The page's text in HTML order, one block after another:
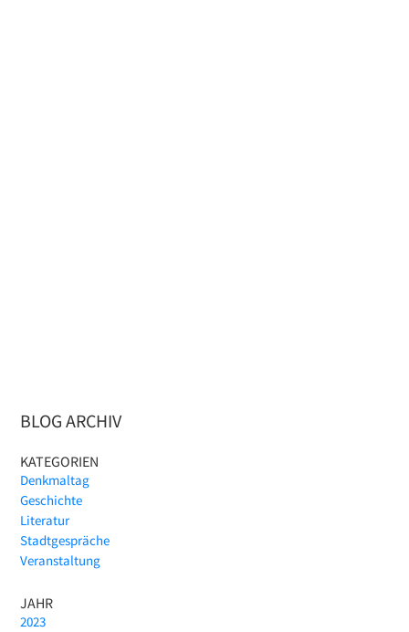
BLOG ARCHIV
KATEGORIEN
Denkmaltag
Geschichte
Literatur
Stadtgespräche
Veranstaltung
JAHR
2023